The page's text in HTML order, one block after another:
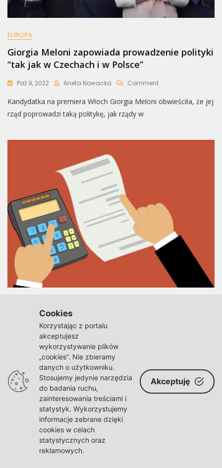
EUROPA
Giorgia Meloni zapowiada prowadzenie polityki
“tak jak w Czechach i w Polsce”
Paź 9, 2022 Aneta Nowacka CommentOn
Meloni
“tak
Kandydatka na premiera Włoch Giorgia Meloni obwieściła, że jej
rząd poprowadzi taką politykę, jak rządy w
Ten rachunek za prąd to prawdziwy obłęd. Czy
Polacy to wytrzymają?
Paź 9, 2022 Aneta Nowacka
Rachunek
Za
Aktualna sytuacja gospodarcza w Polsce daje się we znaki nie
tylko przedsiębiorcom, ale także “zwykłym”
Cookies
Korzystając z portalu
akceptujesz
wykorzystywanie plików
„cookies”. Nie zbieramy
danych o użytkowniku.
Stosujemy jedynie narzędzia
do badania ruchu,
zainteresowania treściami i
statystyk. Wykorzystujemy
informacje zebrane dzięki
cookies w celach
statystycznych oraz
reklamowych.
Akceptuję